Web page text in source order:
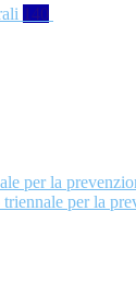
140
per la
triennale per la